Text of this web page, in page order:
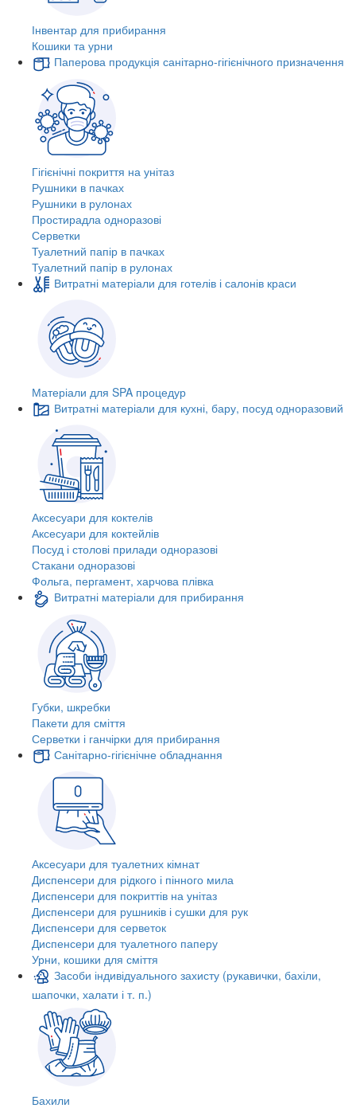
Інвентар для прибирання
Кошики та урни
Паперова продукція санітарно-гігієнічного призначення
Гігієнічні покриття на унітаз
Рушники в пачках
Рушники в рулонах
Простирадла одноразові
Серветки
Туалетний папір в пачках
Туалетний папір в рулонах
Витратні матеріали для готелів і салонів краси
Матеріали для SPA процедур
Витратні матеріали для кухні, бару, посуд одноразовий
Аксесуари для коктелів
Аксесуари для коктейлів
Посуд і столові прилади одноразові
Стакани одноразові
Фольга, пергамент, харчова плівка
Витратні матеріали для прибирання
Губки, шкребки
Пакети для сміття
Серветки і ганчірки для прибирання
Санітарно-гігієнічне обладнання
Аксесуари для туалетних кімнат
Диспенсери для рідкого і пінного мила
Диспенсери для покриттів на унітаз
Диспенсери для рушників і сушки для рук
Диспенсери для серветок
Диспенсери для туалетного паперу
Урни, кошики для сміття
Засоби індивідуального захисту (рукавички, бахіли,
шапочки, халати і т. п.)
Бахили